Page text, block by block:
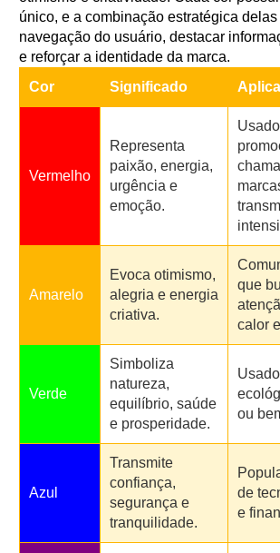
único, e a combinação estratégica
navegação do usuário, destacar
e reforçar a identidade da marca.
Cor
Significado
Vermelho
Representa
paixão, energia,
urgência e
emoção.
Amarelo
Evoca otimismo,
alegria e energia
criativa.
que
calor
Verde
Simboliza
natureza,
equilíbrio, saúde
e prosperidade.
ou
Azul
Transmite
confiança,
segurança e
tranquilidade.
de
e